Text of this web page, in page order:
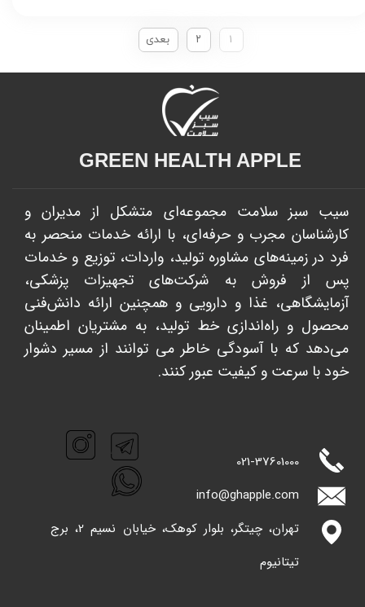
۱ ۲ بعدی
GREEN HEALTH APPLE​​​​​​​
سیب سبز سلامت مجموعه‌ای متشکل از مدیران و
کارشناسان مجرب و حرفه‌ای، با ارائه خدمات منحصر به
فرد در زمینه‌های مشاوره تولید، واردات، توزیع و خدمات
پس از فروش به شرکت‌های تجهیزات پزشکی،
آزمایشگاهی، غذا و دارویی و همچنین ارائه دانش‌فنی
محصول و راه‌اندازی خط تولید، به مشتریان اطمینان
می‌دهد که با آسودگی خاطر می توانند از مسیر دشوار
خود با سرعت و کیفیت عبور کنند. ​​​​​​​
021-37601000
info@ghappl​​​​​​​e.com
تهران، چیتگر، بلوار کوهک، خیابان نسیم 2، برج
تیتانیوم